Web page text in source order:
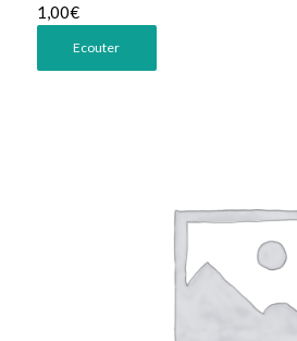
1,00€
Ecouter